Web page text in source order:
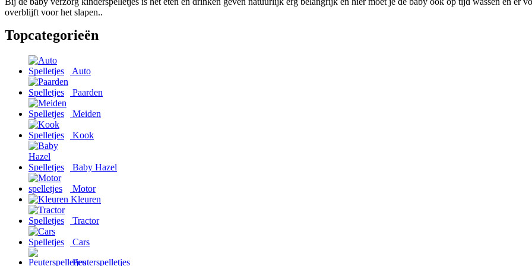
overblijft voor het slapen..
Topcategorieën
Auto
Paarden
Meiden
Kook
Baby Hazel
Motor
Kleuren
Tractor
Cars
Peuterspelletjes